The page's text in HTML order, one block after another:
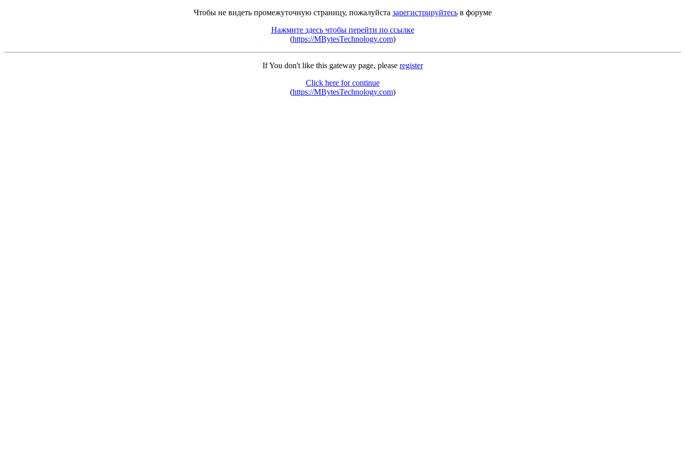
Чтобы не видеть промежуточную страницу, пожалуйста зарегистрируйтесьв форуме
Нажмите здесь чтобы перейти по ссылке
(https://MBytesTechnology.com)
If You don't like this gateway page, please register
Click here for continue
(https://MBytesTechnology.com)